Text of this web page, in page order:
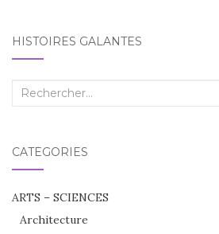
HISTOIRES GALANTES
Recherche
CATÉGORIES
ARTS – SCIENCES
Architecture